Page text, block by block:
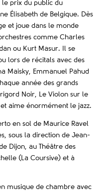
le prix du public du
Élisabeth de Belgique. Dès
et joue dans le monde
comme Charles
ou Kurt Masur. Il se
lors de récitals avec des
Maisky, Emmanuel Pahud
année des grands
Noir, Le Violon sur le
aime énormément le jazz.
en sol de Maurice Ravel
sous la direction de Jean-
Dijon, au Théâtre des
(La Coursive) et à
musique de chambre avec